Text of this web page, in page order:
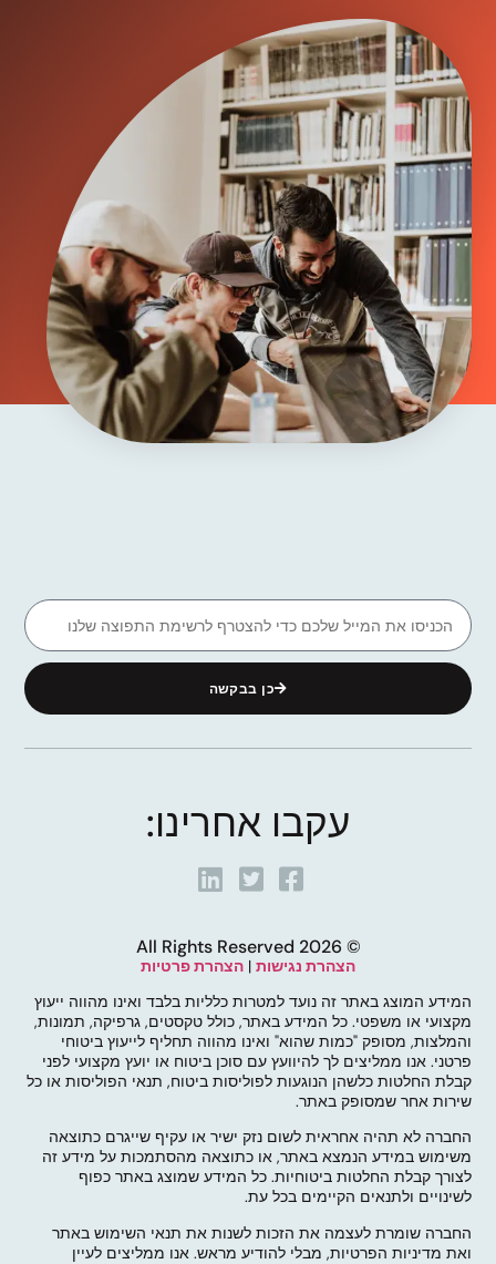
כן בבקשה
עקבו אחרינו:
© 2026 All Rights Reserved
הצהרת נגישות | הצהרת פרטיות
המידע המוצג באתר זה נועד למטרות כלליות בלבד ואינו מהווה ייעוץ
מקצועי או משפטי. כל המידע באתר, כולל טקסטים, גרפיקה, תמונות,
והמלצות, מסופק "כמות שהוא" ואינו מהווה תחליף לייעוץ ביטוחי
פרטני. אנו ממליצים לך להיוועץ עם סוכן ביטוח או יועץ מקצועי לפני
קבלת החלטות כלשהן הנוגעות לפוליסות ביטוח, תנאי הפוליסות או כל
שירות אחר שמסופק באתר.
החברה לא תהיה אחראית לשום נזק ישיר או עקיף שייגרם כתוצאה
משימוש במידע הנמצא באתר, או כתוצאה מהסתמכות על מידע זה
לצורך קבלת החלטות ביטוחיות. כל המידע שמוצג באתר כפוף
לשינויים ולתנאים הקיימים בכל עת.
החברה שומרת לעצמה את הזכות לשנות את תנאי השימוש באתר
ואת מדיניות הפרטיות, מבלי להודיע מראש. אנו ממליצים לעיין